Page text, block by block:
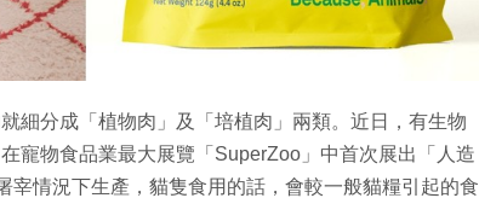
細分成「植物肉」及「培植肉」兩類。近日，有生物
寵物食品業最大展覽「SuperZoo」中首次展出「人造
情況下生產，貓隻食用的話，會較一般貓糧引起的食